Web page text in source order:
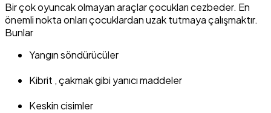
Bir çok oyuncak olmayan araçlar çocukları cezbeder. En
önemli nokta onları çocuklardan uzak tutmaya çalışmaktır.
Bunlar
Yangın söndürücüler
Kibrit , çakmak gibi yanıcı maddeler
Keskin cisimler